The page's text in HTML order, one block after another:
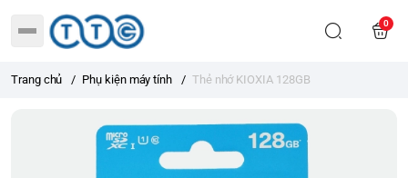
0
Trang chủ / Phụ kiện máy tính / Thẻ nhớ KIOXIA 128GB